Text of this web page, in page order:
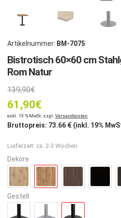
Artikelnummer: BM-7075
Bistrotisch 60×60 cm
Rom Natur
139,90€Ursprünglicher
Preis
war:
139,90€
61,90€
Aktueller
Preis
ist:
61,90€.
exkl. 19 % MwSt. zzgl. Versandkosten
Bruttopreis: 73.66 € (inkl. 19%
Lieferzeit: ca. 2-3 Wochen
Dekore
Gestell